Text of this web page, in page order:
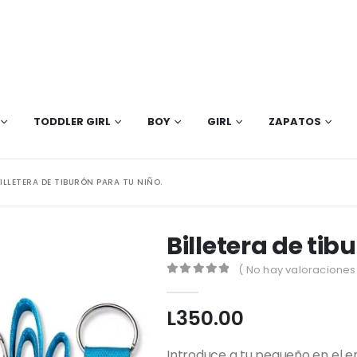
TODDLER GIRL BOY GIRL ZAPATOS
DE TIBURÓN PARA TU NIÑO.
Billetera de
( No hay
L350.00